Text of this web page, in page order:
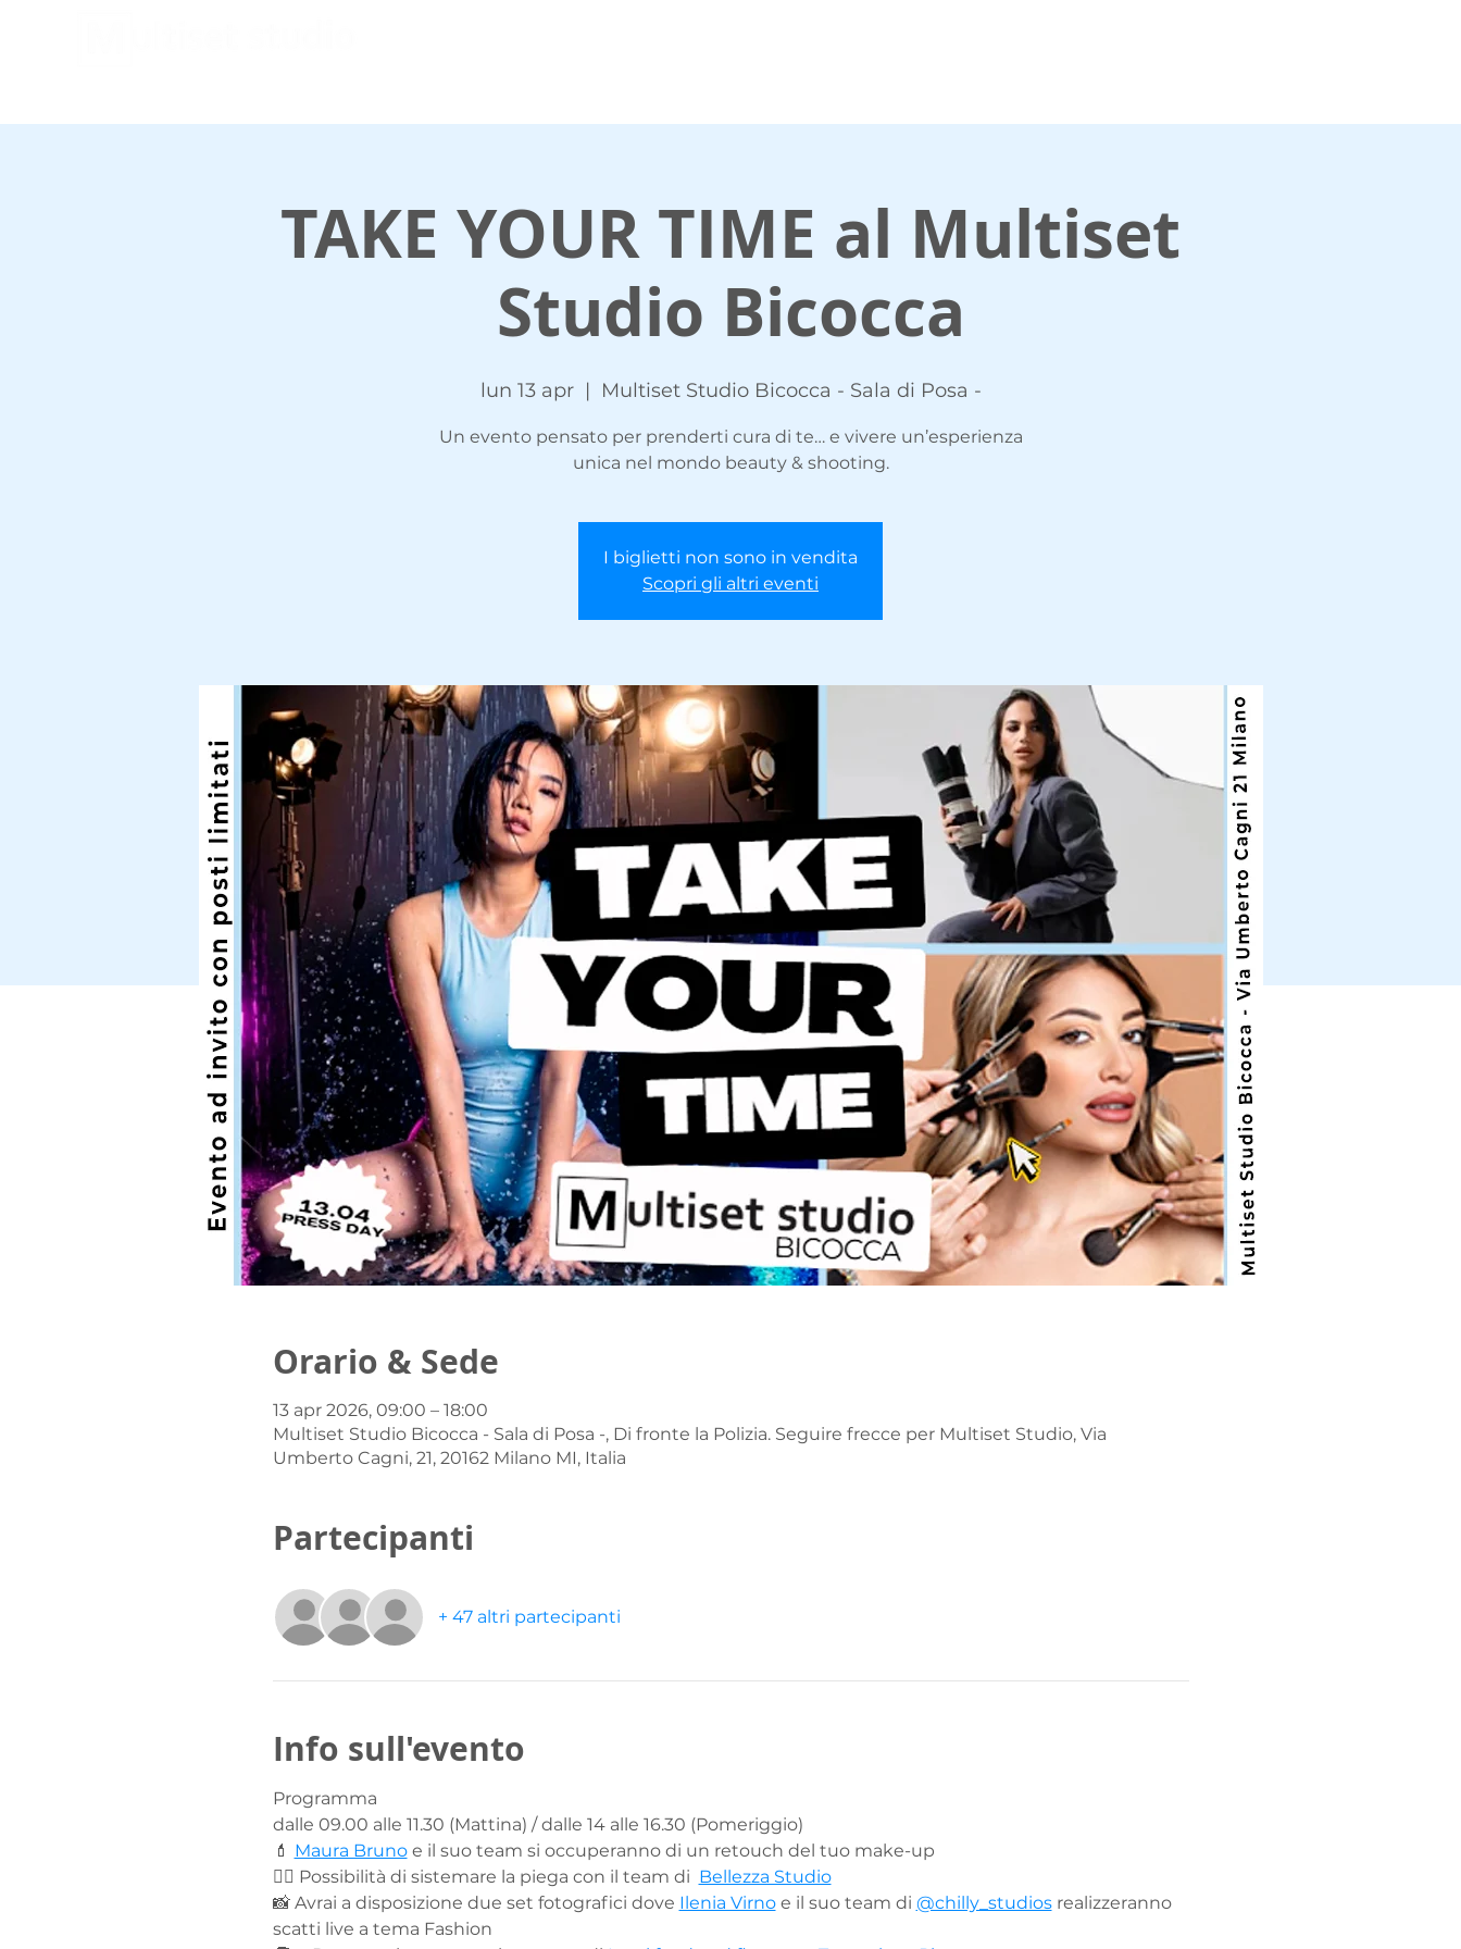
TAKE YOUR TIME al Multiset
Studio Bicocca
lun 13 apr
  |
Multiset Studio Bicocca - Sala di Posa -
Un evento pensato per prenderti cura di te… e vivere un’esperienza
unica nel mondo beauty & shooting.
I biglietti non sono in vendita
Scopri gli altri eventi
Orario & Sede
13 apr 2026, 09:00 – 18:00
Multiset Studio Bicocca - Sala di Posa -, Di fronte la Polizia. Seguire frecce per Multiset Studio, Via
Umberto Cagni, 21, 20162 Milano MI, Italia
Partecipanti
+ 47 altri partecipanti
Info sull'evento
Programma
dalle 09.00 alle 11.30 (Mattina) / dalle 14 alle 16.30 (Pomeriggio)
💄 Maura Bruno e il suo team si occuperanno di un retouch del tuo make-up
💇‍♀️ Possibilità di sistemare la piega con il team di Bellezza Studio
📸 Avrai a disposizione due set fotografici dove Ilenia Virno e il suo team di @chilly_studios realizzeranno
scatti live a tema Fashion